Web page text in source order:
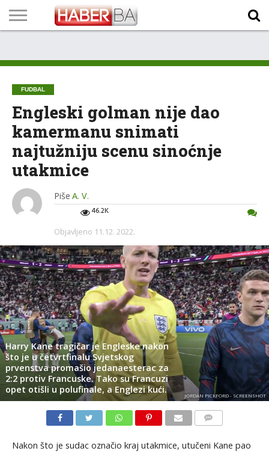
TECH
PROGRAM
PROGNOZA
PUTEVIMA
LISTA
NAMA
FUDBAL
Engleski golman nije dao
kamermanu snimati
najtužniju scenu sinoćnje
utakmice
Piše A. V.
46.2K
Objavljeno 11.12. 2022.
Harry Kane tragičar je Engleske nakon
što je u četvrtfinalu Svjetskog
prvenstva promašio jedanaesterac za
2:2 protiv Francuske. Tako su Francuzi
opet otišli u polufinale, a Englezi kući.
JORDAN PICKFORD - SCREENSHOT
Nakon što je sudac označio kraj utakmice, utučeni Kane pao